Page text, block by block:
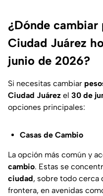
¿Dónde cambiar
Ciudad Juárez
junio de 2026?
Si necesitas cambiar
Ciudad Juárez el 30 de
opciones principales:
Casas de Cambio
La opción más común y
cambio. Estas se
ciudad, sobre todo cerca
frontera, en avenidas